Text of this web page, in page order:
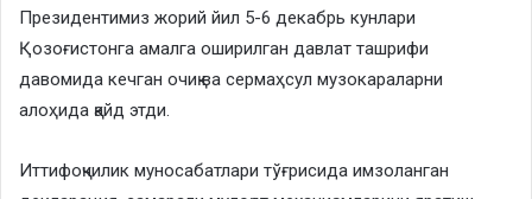
Президентимиз жорий йил 5-6 декабрь кунлари
Қозоғистонга амалга оширилган давлат ташрифи
давомида кечган очиқ ва сермаҳсул музокараларни
алоҳида қайд этди.
Иттифоқчилик муносабатлари тўғрисида имзоланган